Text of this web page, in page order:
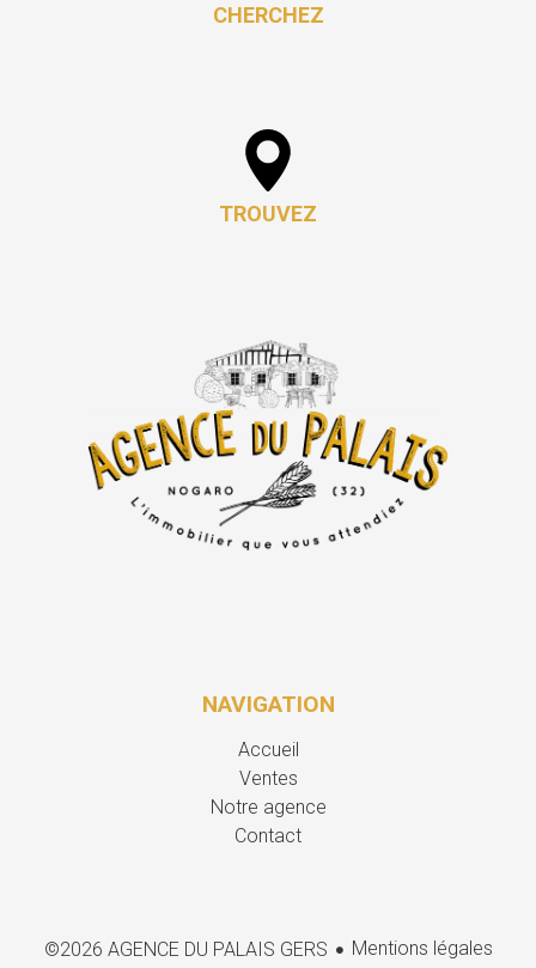
CHERCHEZ
TROUVEZ
NAVIGATION
Accueil
Ventes
Notre agence
Contact
©2026 AGENCE DU PALAIS GERS
Mentions légales